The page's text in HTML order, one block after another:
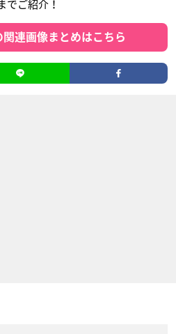
でご紹介！
関連画像まとめはこちら